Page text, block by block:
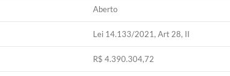
Aberto
Lei 14.133/2021, Art 28, II
R$ 4.390.304,72